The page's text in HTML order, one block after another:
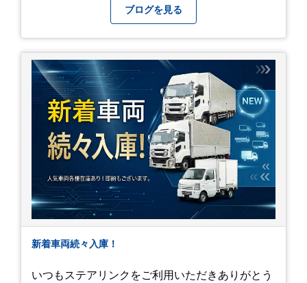
番になりますが皆様方くれぐれもご自愛ください
ブログを見る
新着車両続々入庫！
いつもステアリンクをご利用いただきありがとう